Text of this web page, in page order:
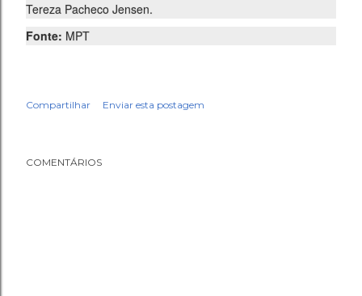
Tereza Pacheco Jensen.
Fonte: MPT
Compartilhar Enviar esta postagem
COMENTÁRIOS